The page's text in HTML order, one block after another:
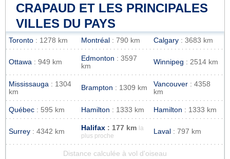
CRAPAUD ET LES PRINCIPALES
VILLES DU PAYS
Toronto : 1278 km Montréal : 790 km Calgary : 3683 km
Ottawa : 949 km Edmonton : 3597
km
Winnipeg : 2514 km
Mississauga : 1304
km
Brampton : 1309 km Vancouver : 4358
km
Québec : 595 km Hamilton : 1333 km Hamilton : 1333 km
Surrey : 4342 km Halifax : 177 km
la
plus proche
Laval : 797 km
Distance calculée à vol d'oiseau